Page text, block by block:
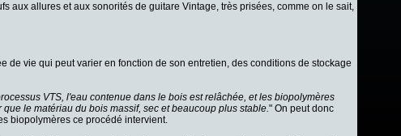
aux allures et aux sonorités de guitare Vintage, très prisées, comme on le sait,
de vie qui peut varier en fonction de son entretien, des conditions de stockage
VTS, l'eau contenue dans le bois est relâchée, et les biopolymères
le matériau du bois massif, sec et beaucoup plus stable." On peut donc
biopolymères ce procédé intervient.